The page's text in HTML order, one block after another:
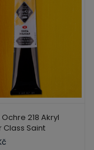
218 Akryl
Class Saint